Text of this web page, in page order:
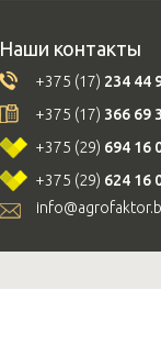
Наши контакты
+375 (17) 234 44
+375 (17) 366 69
+375 (29) 694 16
+375 (29) 624 16